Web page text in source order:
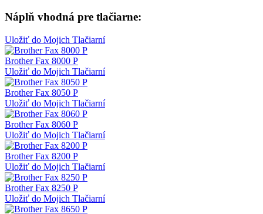
Náplň vhodná pre tlačiarne:
Uložiť do Mojich Tlačiarní
Brother Fax 8000 P
Uložiť do Mojich Tlačiarní
Brother Fax 8050 P
Uložiť do Mojich Tlačiarní
Brother Fax 8060 P
Uložiť do Mojich Tlačiarní
Brother Fax 8200 P
Uložiť do Mojich Tlačiarní
Brother Fax 8250 P
Uložiť do Mojich Tlačiarní